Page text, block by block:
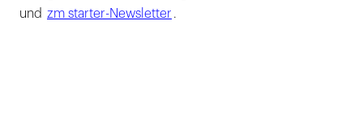
und zm starter-Newsletter .